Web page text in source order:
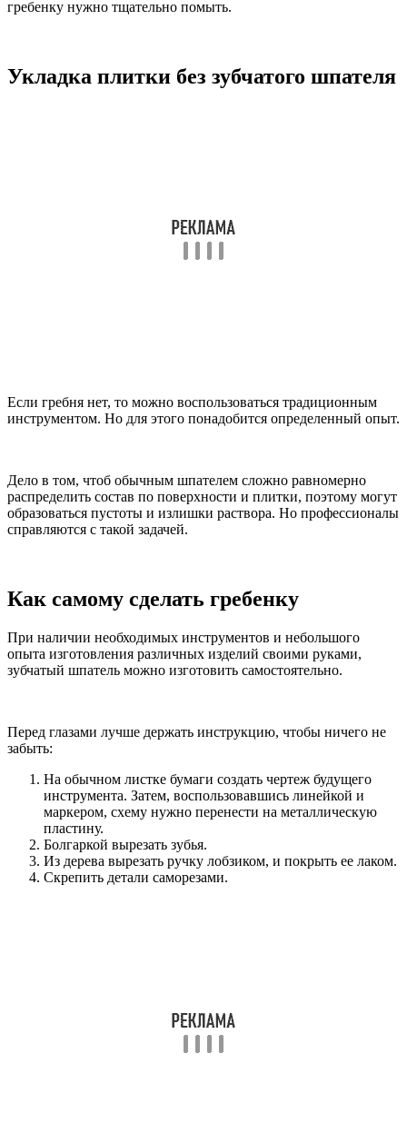
гребенку нужно тщательно помыть.
Укладка плитки без зубчатого шпателя
Если гребня нет, то можно воспользоваться традиционным
инструментом. Но для этого понадобится определенный опыт.
Дело в том, чтоб обычным шпателем сложно равномерно
распределить состав по поверхности и плитки, поэтому могут
образоваться пустоты и излишки раствора. Но профессионалы
справляются с такой задачей.
Как самому сделать гребенку
При наличии необходимых инструментов и небольшого
опыта изготовления различных изделий своими руками,
зубчатый шпатель можно изготовить самостоятельно.
Перед глазами лучше держать инструкцию, чтобы ничего не
забыть:
На обычном листке бумаги создать чертеж будущего
инструмента. Затем, воспользовавшись линейкой и
маркером, схему нужно перенести на металлическую
пластину.
Болгаркой вырезать зубья.
Из дерева вырезать ручку лобзиком, и покрыть ее лаком.
Скрепить детали саморезами.